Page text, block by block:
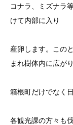
コナラ、ミズナラ
けて内部に入り
産卵します。この
まれ樹体内に広が
箱根町だけでなく
各観光課の方々も